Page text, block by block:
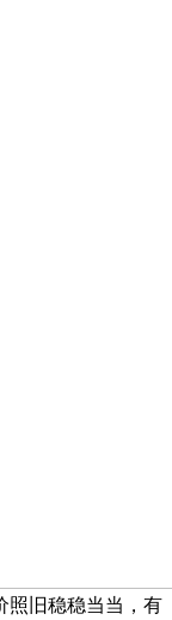
照旧稳稳当当，有